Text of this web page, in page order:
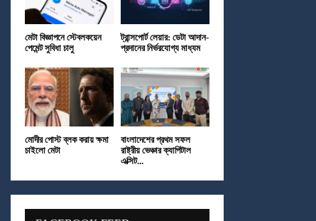
মেটা বিজ্ঞাপনে স্টেবলকয়েন
পেমেন্ট সুবিধা চালু
ট্রান্সপোর্ট লেয়ার: ডেটা আদান-
প্রদানের নির্ভরযোগ্য মাধ্যম
মোদীর পোস্ট ব্লক করায় ক্ষমা
চাইলো মেটা
বাংলাদেশের প্রথম সফল
রাষ্ট্রীয় ভেঞ্চার ক্যাপিটাল
এক্সিট...